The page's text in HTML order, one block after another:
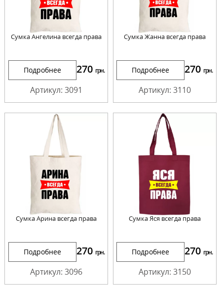
Сумка Ангелина всегда права
Подробнее 270 грн.
Артикул: 3091
Сумка Жанна всегда права
Подробнее 270 грн.
Артикул: 3110
Сумка Арина всегда права
Подробнее 270 грн.
Артикул: 3096
Сумка Яся всегда права
Подробнее 270 грн.
Артикул: 3150